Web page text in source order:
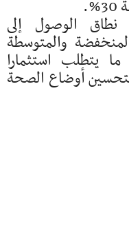
نطاق الوصول إلى
والمتوسطة
يتطلب استثمارا
أوضاع الصحة